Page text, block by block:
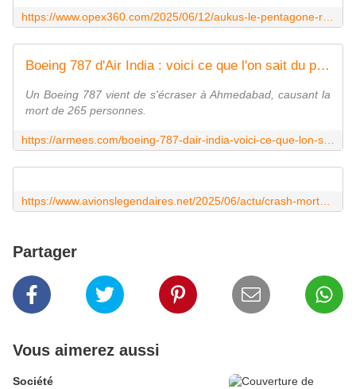
Boeing 787 d'Air India : voici ce que l'on sait du plus gros crash de 2025
Un Boeing 787 vient de s'écraser à Ahmedabad, causant la
mort de 265 personnes.
Partager
Vous aimerez aussi
Société